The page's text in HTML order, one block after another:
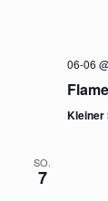
06-06
Kleiner
SO.
7